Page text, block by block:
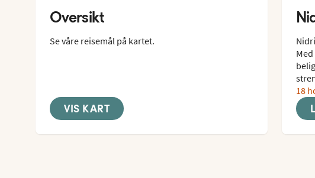
Oversikt
Se våre reisemål på kartet.
VIS KART
18